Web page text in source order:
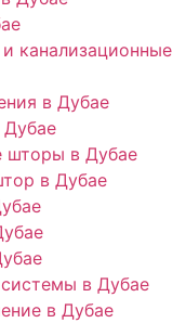
канализационные
в Дубае
шторы в Дубае
в Дубае
в Дубае
в Дубае